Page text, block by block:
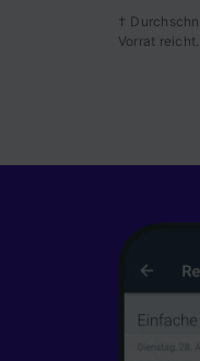
†
Vorrat